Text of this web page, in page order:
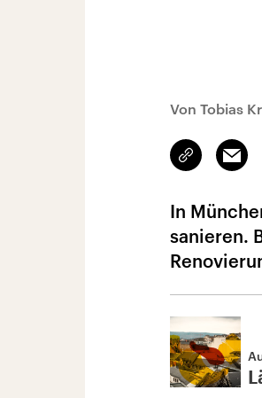
Von Tobias
Link
kopieren/teilen
Email
In
sanieren.